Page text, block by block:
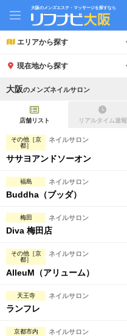
大阪のメンズエステ・マッサージを探すなら
エリアから探す
現在地から探す
21時以降も受付
初回割引あり
キャッシュレス決済OK
2名様歓迎
完全個室
ペアルームあり
大阪の メンズネイルサロン
店舗リスト リアルタイム速報
その他［京
都］
ネイルサロン
ササヨアンドソーオン
福島 ネイルサロン
Buddha（ブッダ）
梅田 ネイルサロン
Diva 梅田店
その他［京
都］
ネイルサロン
AlleuM（アリューム）
天王寺 ネイルサロン
ランフレ
京都市内 ネイルサロン